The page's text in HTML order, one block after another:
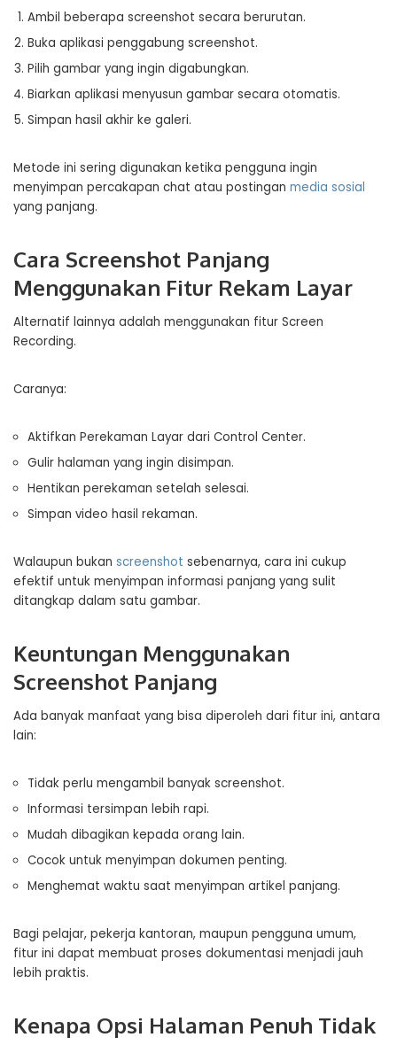
Ambil beberapa screenshot secara berurutan.
Buka aplikasi penggabung screenshot.
Pilih gambar yang ingin digabungkan.
Biarkan aplikasi menyusun gambar secara otomatis.
Simpan hasil akhir ke galeri.
Metode ini sering digunakan ketika pengguna ingin
menyimpan percakapan chat atau postingan media sosial
yang panjang.
Cara Screenshot Panjang
Menggunakan Fitur Rekam Layar
Alternatif lainnya adalah menggunakan fitur Screen
Recording.
Caranya:
Aktifkan Perekaman Layar dari Control Center.
Gulir halaman yang ingin disimpan.
Hentikan perekaman setelah selesai.
Simpan video hasil rekaman.
Walaupun bukan screenshot sebenarnya, cara ini cukup
efektif untuk menyimpan informasi panjang yang sulit
ditangkap dalam satu gambar.
Keuntungan Menggunakan
Screenshot Panjang
Ada banyak manfaat yang bisa diperoleh dari fitur ini, antara
lain:
Tidak perlu mengambil banyak screenshot.
Informasi tersimpan lebih rapi.
Mudah dibagikan kepada orang lain.
Cocok untuk menyimpan dokumen penting.
Menghemat waktu saat menyimpan artikel panjang.
Bagi pelajar, pekerja kantoran, maupun pengguna umum,
fitur ini dapat membuat proses dokumentasi menjadi jauh
lebih praktis.
Kenapa Opsi Halaman Penuh Tidak